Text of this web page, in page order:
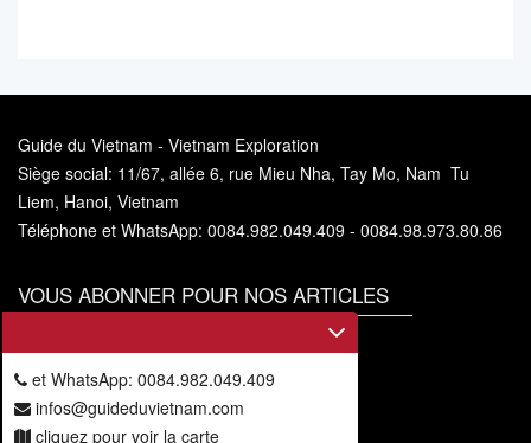
Guide du Vietnam - Vietnam Exploration
Siège social: 11/67, allée 6, rue Mieu Nha, Tay Mo, Nam Tu
Liem, Hanoi, Vietnam
Téléphone et WhatsApp: 0084.982.049.409 - 0084.98.973.80.86
VOUS ABONNER POUR NOS ARTICLES
abonner
et WhatsApp: 0084.982.049.409
infos@guideduvietnam.com
cliquez pour voir la carte